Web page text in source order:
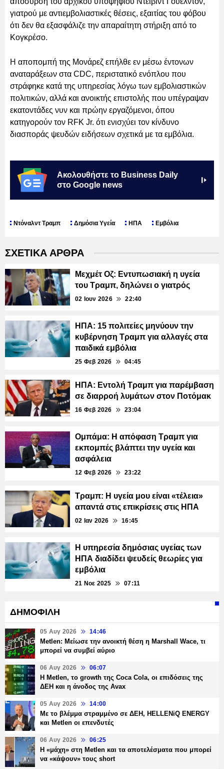
γιατρού με αντιεμβολιαστικές θέσεις, εξαιτίας του φόβου
ότι δεν θα εξασφάλιζε την απαραίτητη στήριξη από το
Κογκρέσο.
Η αποπομπή της Μονάρεζ επήλθε εν μέσω έντονων
αναταράξεων στα CDC, περιστατικό ενόπλου που
στράφηκε κατά της υπηρεσίας λόγω των εμβολιαστικών
πολιτικών, αλλά και ανοικτής επιστολής που υπέγραψαν
εκατοντάδες νυν και πρώην εργαζόμενοι, όπου
κατηγορούν τον RFK Jr. ότι ενισχύει τον κίνδυνο
διασποράς ψευδών ειδήσεων σχετικά με τα εμβόλια.
Ακολουθήστε το Business Daily
στο Google news
Ντόναλντ Τραμπ Δημόσια Υγεία ΗΠΑ Εμβόλια
ΣΧΕΤΙΚΑ ΑΡΘΡΑ
Μεχμέτ Οζ: Εντυπωσιακή η υγεία
του Τραμπ, δηλώνει ο γιατρός
02 Ιουν 2026 22:40
ΗΠΑ: 15 πολιτείες μηνύουν την
κυβέρνηση Τραμπ για αλλαγές στα
παιδικά εμβόλια
25 Φεβ 2026 04:45
ΗΠΑ: Εντολή Τραμπ για παρέμβαση
σε διαρροή λυμάτων στον Ποτόμακ
16 Φεβ 2026 23:04
Ομπάμα: Η απόφαση Τραμπ για
εκπομπές βλάπτει την υγεία και
ασφάλεια
12 Φεβ 2026 23:22
Τραμπ: Η υγεία μου είναι «τέλεια»
απαντά στις επικρίσεις στις ΗΠΑ
02 Ιαν 2026 16:45
Η υπηρεσία δημόσιας υγείας των
ΗΠΑ διαδίδει ψευδείς θεωρίες για
εμβόλια
21 Νοε 2025 07:11
ΔΗΜΟΦΙΛΗ
05 Αυγ 2026 14:46
Metlen: Μείωσε την ανοικτή θέση η Marshall Wace, τι
μπορεί να συμβεί αύριο
06 Αυγ 2026 06:07
H Metlen, το growth της Coca Cola, οι επιδόσεις της
ΔΕΗ και η άνοδος της Avax
05 Αυγ 2026 14:00
Με το βλέμμα στραμμένο σε ΔΕΗ, HELLENiQ ENERGY
και Metlen οι επενδυτές
06 Αυγ 2026 06:25
H «μάχη» στη Metlen και τα αποτελέσματα που μπορεί
να «κάψουν» τους short